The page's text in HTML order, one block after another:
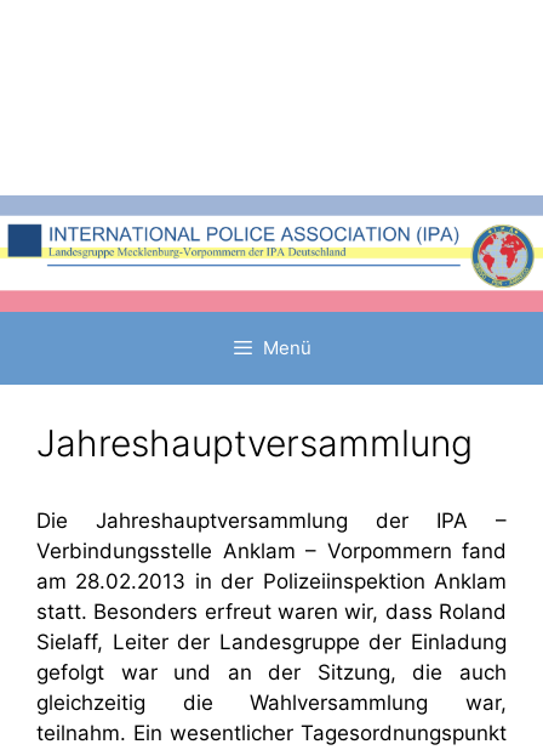
Menü
Jahreshauptversammlung
Die Jahreshauptversammlung der IPA –
Verbindungsstelle Anklam – Vorpommern fand
am 28.02.2013 in der Polizeiinspektion Anklam
statt. Besonders erfreut waren wir, dass Roland
Sielaff, Leiter der Landesgruppe der Einladung
gefolgt war und an der Sitzung, die auch
gleichzeitig die Wahlversammlung war,
teilnahm. Ein wesentlicher Tagesordnungspunkt